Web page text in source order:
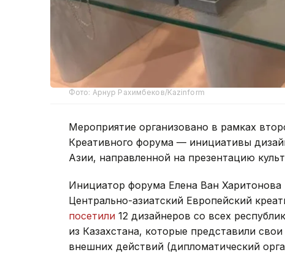
Фото: Арнур Рахимбеков/Kazinform
Мероприятие организовано в рамках
Креативного форума — инициативы
Азии, направленной на презентацию
Инициатор форума Елена Ван Харитонова
Центрально-азиатский Европейский
посетили 12 дизайнеров со всех
из Казахстана, которые представили
внешних действий (дипломатический